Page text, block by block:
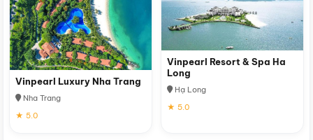
Vinpearl Luxury Nha Trang
Nha Trang
★ 5.0
Vinpearl Resort & Spa Ha
Long
Hạ Long
★ 5.0